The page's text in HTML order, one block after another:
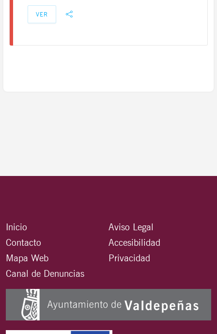
VER
Inicio
Contacto
Mapa Web
Canal de Denuncias
Aviso Legal
Accesibilidad
Privacidad